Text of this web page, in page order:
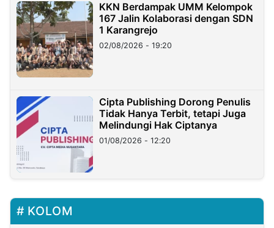
KKN Berdampak UMM Kelompok
167 Jalin Kolaborasi dengan SDN
1 Karangrejo
02/08/2026 - 19:20
Cipta Publishing Dorong Penulis
Tidak Hanya Terbit, tetapi Juga
Melindungi Hak Ciptanya
01/08/2026 - 12:20
KOLOM